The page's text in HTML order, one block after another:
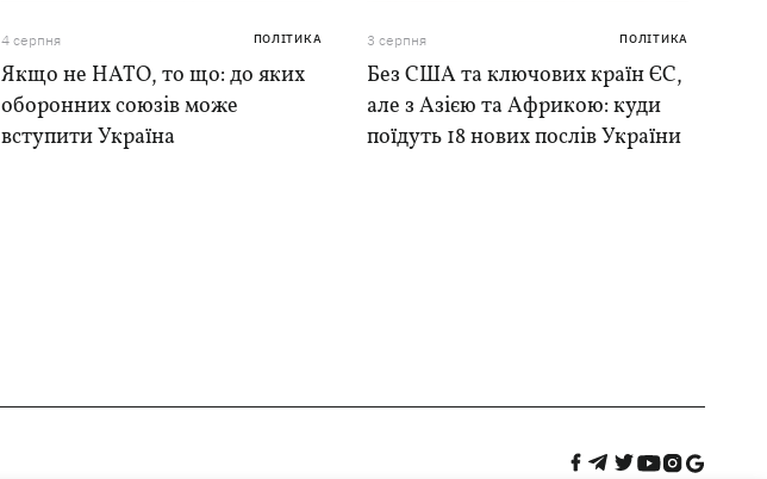
4 серпня ПОЛІТИКА
Якщо не НАТО, то що: до яких
оборонних союзів може
вступити Україна
3 серпня ПОЛІТИКА
Без США та ключових країн ЄС,
але з Азією та Африкою: куди
поїдуть 18 нових послів України